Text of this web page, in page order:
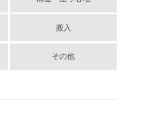
搬入
その他